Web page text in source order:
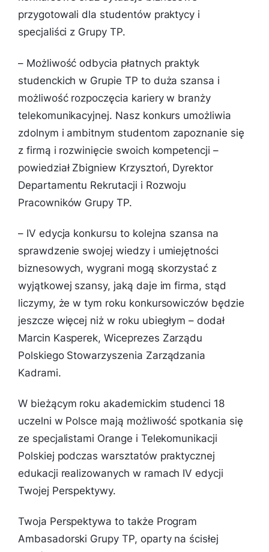
przygotowali dla studentów praktycy i
specjaliści z Grupy TP.
– Możliwość odbycia płatnych praktyk
studenckich w Grupie TP to duża szansa i
możliwość rozpoczęcia kariery w branży
telekomunikacyjnej. Nasz konkurs umożliwia
zdolnym i ambitnym studentom zapoznanie się
z firmą i rozwinięcie swoich kompetencji –
powiedział Zbigniew Krzysztoń, Dyrektor
Departamentu Rekrutacji i Rozwoju
Pracowników Grupy TP.
– IV edycja konkursu to kolejna szansa na
sprawdzenie swojej wiedzy i umiejętności
biznesowych, wygrani mogą skorzystać z
wyjątkowej szansy, jaką daje im firma, stąd
liczymy, że w tym roku konkursowiczów będzie
jeszcze więcej niż w roku ubiegłym – dodał
Marcin Kasperek, Wiceprezes Zarządu
Polskiego Stowarzyszenia Zarządzania
Kadrami.
W bieżącym roku akademickim studenci 18
uczelni w Polsce mają możliwość spotkania się
ze specjalistami Orange i Telekomunikacji
Polskiej podczas warsztatów praktycznej
edukacji realizowanych w ramach IV edycji
Twojej Perspektywy.
Twoja Perspektywa to także Program
Ambasadorski Grupy TP, oparty na ścisłej